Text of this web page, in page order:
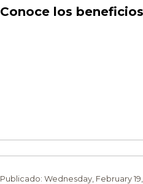
Conoce los
Publicado: Wednesday, February